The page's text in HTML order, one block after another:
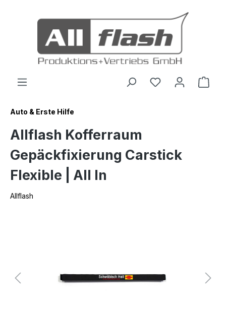
Auto & Erste Hilfe
Allflash Kofferraum
Gepäckfixierung Carstick
Flexible | All In
Allflash